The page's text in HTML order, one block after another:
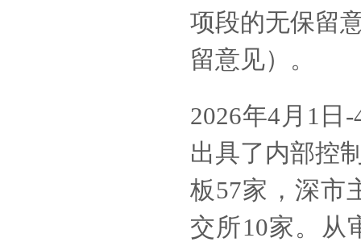
项段的无保留
留意见）。
2026年4月1日
出具了内部控
板57家，深市
交所10家。从